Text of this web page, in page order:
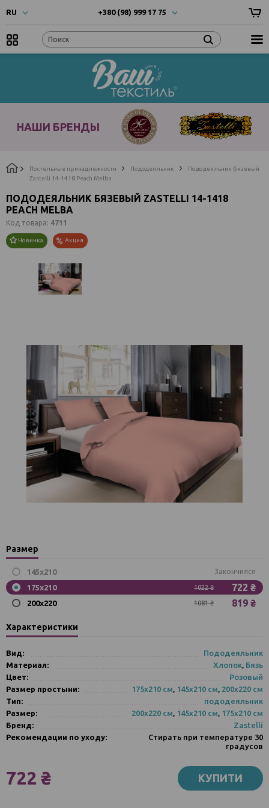
RU
UA- Українска
RU- Русский
+380 (98) 999 17 75
НАШИ БРЕНДЫ
Постельные принадлежности Пододеяльник
Пододеяльник бязевый
Zastelli 14-1418 Peach Melba
ПОДОДЕЯЛЬНИК БЯЗЕВЫЙ ZASTELLI 14-1418
PEACH MELBA
Код товара: 4711
Новинка Акция
Размер
145x210 Закончился
175х210 1022 ₴ 722 ₴
200x220 1081 ₴ 819 ₴
Характеристики
Вид:
Пододеяльник
Материал:
Хлопок, Бязь
Цвет:
Розовый
Размер простыни:
175х210 см, 145х210 см, 200х220 см
Тип:
пододеяльник
Размер:
200x220 cм, 145х210 см, 175х210 см
Бренд:
Zastelli
Рекомендации по уходу:
Стирать при температуре 30
градусов
722 ₴ КУПИТИ